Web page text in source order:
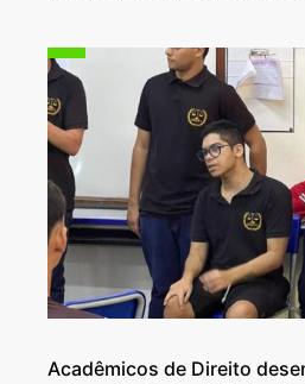
Acadêmicos de Direito